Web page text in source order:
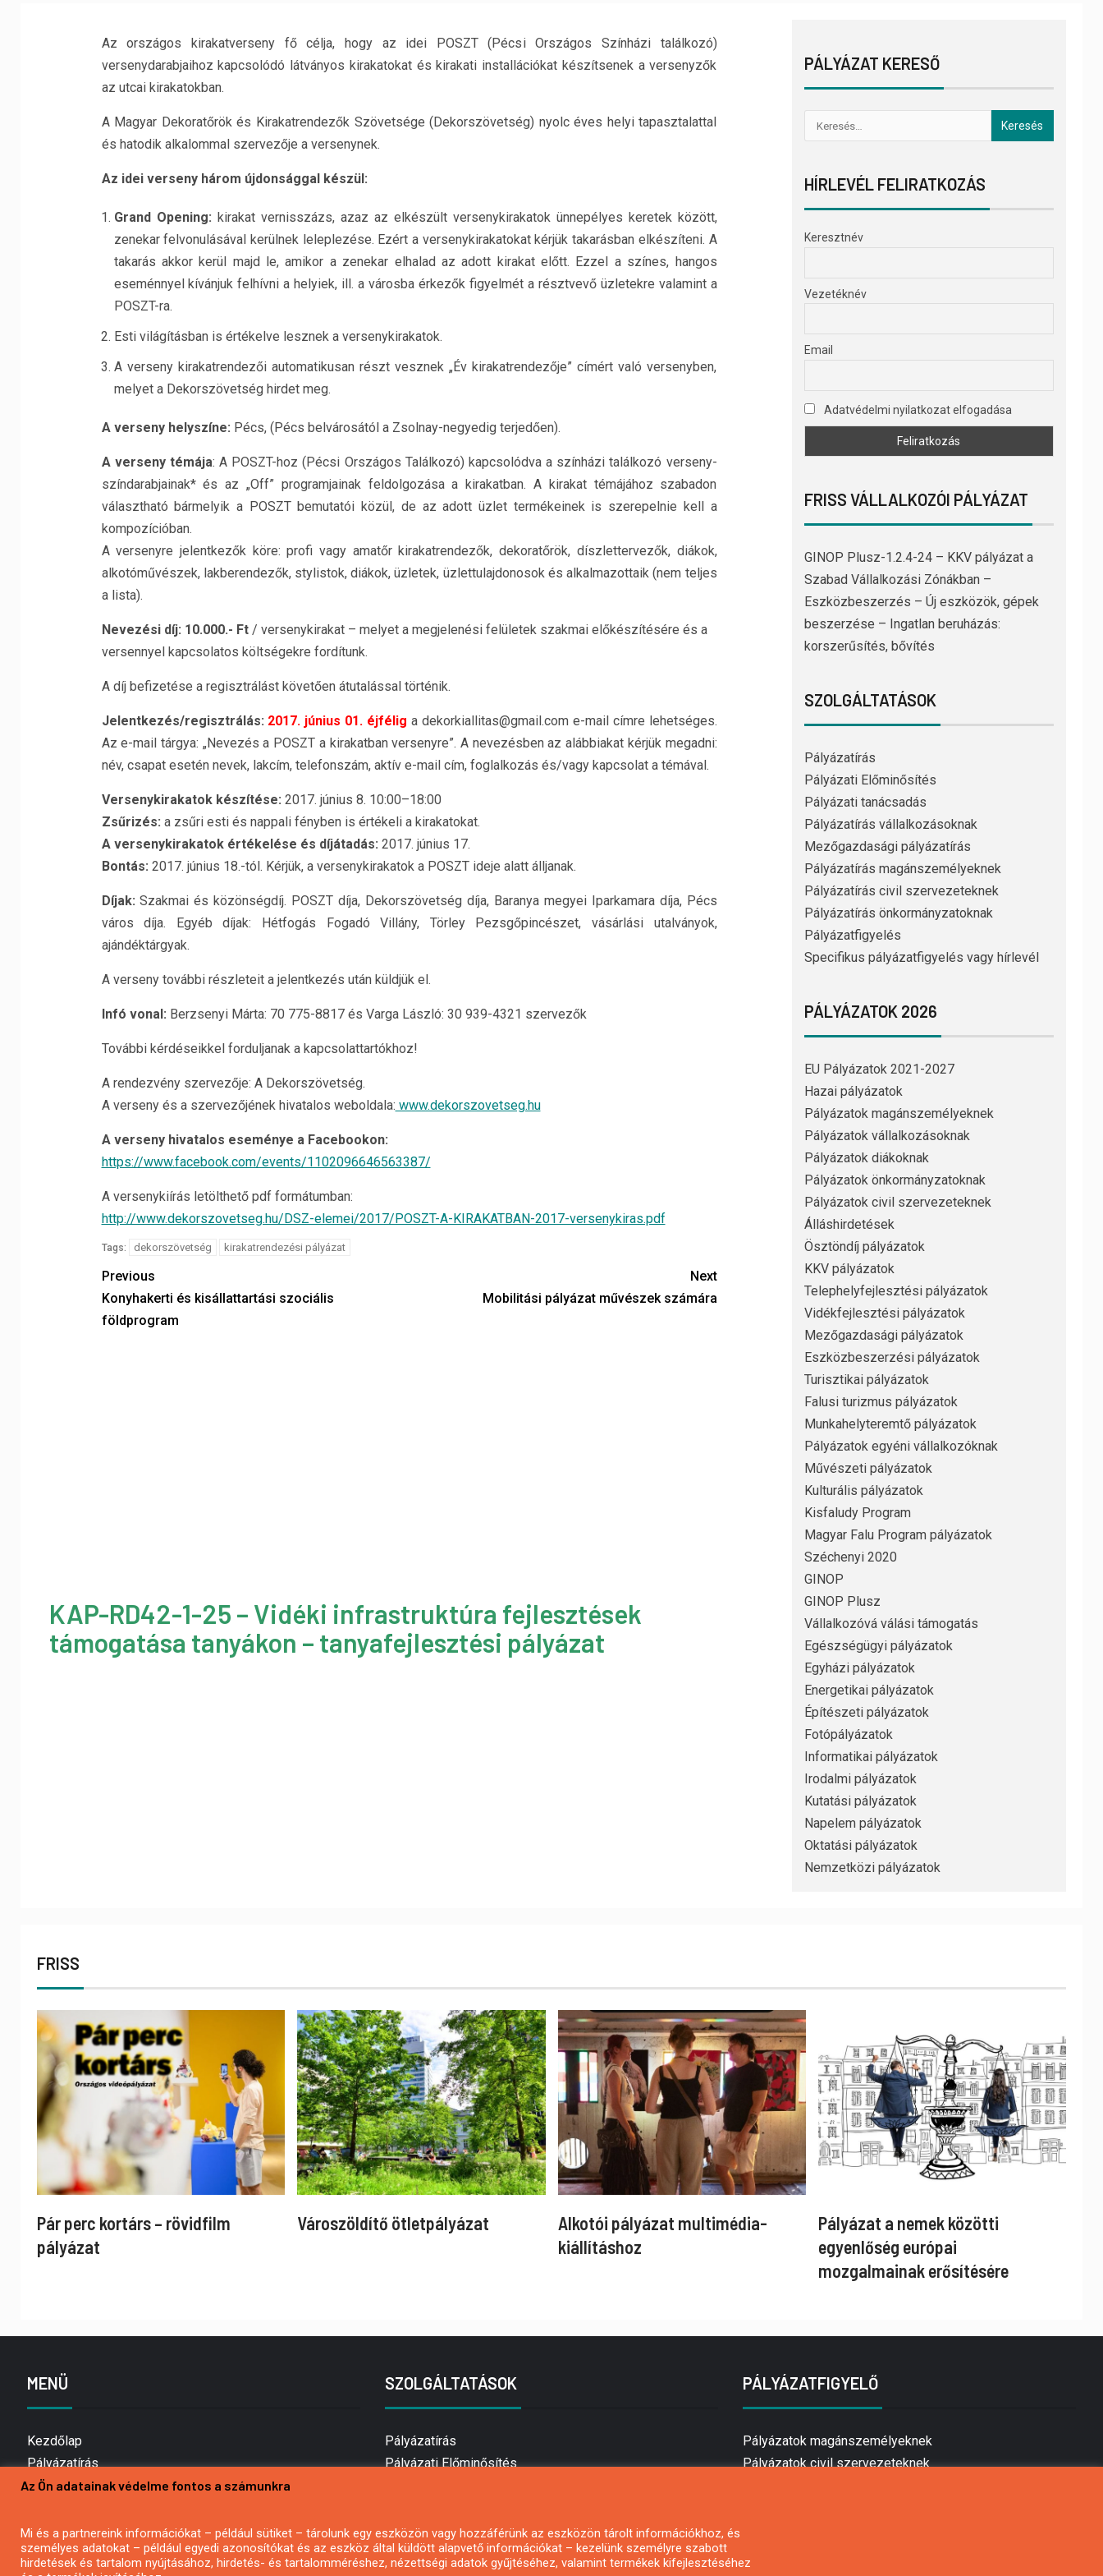
Az országos kirakatverseny fő célja, hogy az idei POSZT (Pécsi Országos Színházi találkozó)
versenydarabjaihoz kapcsolódó látványos kirakatokat és kirakati installációkat készítsenek a versenyzők
az utcai kirakatokban.
A Magyar Dekoratőrök és Kirakatrendezők Szövetsége (Dekorszövetség) nyolc éves helyi tapasztalattal
és hatodik alkalommal szervezője a versenynek.
Az idei verseny három újdonsággal készül:
Grand Opening: kirakat vernisszázs, azaz az elkészült versenykirakatok ünnepélyes keretek között,
zenekar felvonulásával kerülnek leleplezése. Ezért a versenykirakatokat kérjük takarásban elkészíteni. A
takarás akkor kerül majd le, amikor a zenekar elhalad az adott kirakat előtt. Ezzel a színes, hangos
eseménnyel kívánjuk felhívni a helyiek, ill. a városba érkezők figyelmét a résztvevő üzletekre valamint a
POSZT-ra.
Esti világításban is értékelve lesznek a versenykirakatok.
A verseny kirakatrendezői automatikusan részt vesznek „Év kirakatrendezője” címért való versenyben,
melyet a Dekorszövetség hirdet meg.
A verseny helyszíne: Pécs, (Pécs belvárosától a Zsolnay-negyedig terjedően).
A verseny témája: A POSZT-hoz (Pécsi Országos Találkozó) kapcsolódva a színházi találkozó verseny-
színdarabjainak* és az „Off” programjainak feldolgozása a kirakatban. A kirakat témájához szabadon
választható bármelyik a POSZT bemutatói közül, de az adott üzlet termékeinek is szerepelnie kell a
kompozícióban.
A versenyre jelentkezők köre: profi vagy amatőr kirakatrendezők, dekoratőrök, díszlettervezők, diákok,
alkotóművészek, lakberendezők, stylistok, diákok, üzletek, üzlettulajdonosok és alkalmazottaik (nem teljes
a lista).
Nevezési díj: 10.000.- Ft/ versenykirakat – melyet a megjelenési felületek szakmai előkészítésére és a
versennyel kapcsolatos költségekre fordítunk.
A díj befizetése a regisztrálást követően átutalással történik.
Jelentkezés/regisztrálás: 2017. június 01. éjfélig a dekorkiallitas@gmail.com e-mail címre lehetséges.
Az e-mail tárgya: „Nevezés a POSZT a kirakatban versenyre”. A nevezésben az alábbiakat kérjük megadni:
név, csapat esetén nevek, lakcím, telefonszám, aktív e-mail cím, foglalkozás és/vagy kapcsolat a témával.
Versenykirakatok készítése: 2017. június 8. 10:00–18:00
Zsűrizés: a zsűri esti és nappali fényben is értékeli a kirakatokat.
A versenykirakatok értékelése és díjátadás: 2017. június 17.
Bontás: 2017. június 18.-tól. Kérjük, a versenykirakatok a POSZT ideje alatt álljanak.
Díjak: Szakmai és közönségdíj. POSZT díja, Dekorszövetség díja, Baranya megyei Iparkamara díja, Pécs
város díja. Egyéb díjak: Hétfogás Fogadó Villány, Törley Pezsgőpincészet, vásárlási utalványok,
ajándéktárgyak.
A verseny további részleteit a jelentkezés után küldjük el.
Infó vonal: Berzsenyi Márta: 70 775-8817 és Varga László: 30 939-4321 szervezők
További kérdéseikkel forduljanak a kapcsolattartókhoz!
A rendezvény szervezője: A Dekorszövetség.
A verseny és a szervezőjének hivatalos weboldala: www.dekorszovetseg.hu
A verseny hivatalos eseménye a Facebookon:
https://www.facebook.com/events/1102096646563387/
A versenykiírás letölthető pdf formátumban:
http://www.dekorszovetseg.hu/DSZ-elemei/2017/POSZT-A-KIRAKATBAN-2017-versenykiras.pdf
Tags: dekorszövetség kirakatrendezési pályázat
Previous
Konyhakerti és kisállattartási szociális
földprogram
Next
Mobilitási pályázat művészek számára
KAP-RD42-1-25 – Vidéki infrastruktúra fejlesztések
támogatása tanyákon – tanyafejlesztési pályázat
PÁLYÁZAT KERESŐ
HÍRLEVÉL FELIRATKOZÁS
Keresztnév
Vezetéknév
Email
Adatvédelmi nyilatkozat elfogadása
FRISS VÁLLALKOZÓI PÁLYÁZAT
GINOP Plusz-1.2.4-24 – KKV pályázat a
Szabad Vállalkozási Zónákban –
Eszközbeszerzés – Új eszközök, gépek
beszerzése – Ingatlan beruházás:
korszerűsítés, bővítés
SZOLGÁLTATÁSOK
Pályázatírás
Pályázati Előminősítés
Pályázati tanácsadás
Pályázatírás vállalkozásoknak
Mezőgazdasági pályázatírás
Pályázatírás magánszemélyeknek
Pályázatírás civil szervezeteknek
Pályázatírás önkormányzatoknak
Pályázatfigyelés
Specifikus pályázatfigyelés vagy hírlevél
PÁLYÁZATOK 2026
EU Pályázatok 2021-2027
Hazai pályázatok
Pályázatok magánszemélyeknek
Pályázatok vállalkozásoknak
Pályázatok diákoknak
Pályázatok önkormányzatoknak
Pályázatok civil szervezeteknek
Álláshirdetések
Ösztöndíj pályázatok
KKV pályázatok
Telephelyfejlesztési pályázatok
Vidékfejlesztési pályázatok
Mezőgazdasági pályázatok
Eszközbeszerzési pályázatok
Turisztikai pályázatok
Falusi turizmus pályázatok
Munkahelyteremtő pályázatok
Pályázatok egyéni vállalkozóknak
Művészeti pályázatok
Kulturális pályázatok
Kisfaludy Program
Magyar Falu Program pályázatok
Széchenyi 2020
GINOP
GINOP Plusz
Vállalkozóvá válási támogatás
Egészségügyi pályázatok
Egyházi pályázatok
Energetikai pályázatok
Építészeti pályázatok
Fotópályázatok
Informatikai pályázatok
Irodalmi pályázatok
Kutatási pályázatok
Napelem pályázatok
Oktatási pályázatok
Nemzetközi pályázatok
FRISS
Pár perc kortárs – rövidfilm
pályázat
Városzöldítő ötletpályázat
Alkotói pályázat multimédia-
kiállításhoz
Pályázat a nemek közötti
egyenlőség európai
mozgalmainak erősítésére
MENÜ
Kezdőlap
Pályázatírás
Bemutatkozás
Hírlevél feliratkozás
Impresszum
SZOLGÁLTATÁSOK
Pályázatírás
Pályázati Előminősítés
Mezőgazdasági pályázatírás
Pályázatírás magánszemélyeknek
PÁLYÁZATFIGYELŐ
Pályázatok magánszemélyeknek
Pályázatok civil szervezeteknek
Az Ön adatainak védelme fontos a számunkra
Mi és a partnereink információkat – például sütiket – tárolunk egy eszközön vagy hozzáférünk az eszközön tárolt információkhoz, és
személyes adatokat – például egyedi azonosítókat és az eszköz által küldött alapvető információkat – kezelünk személyre szabott
hirdetések és tartalom nyújtásához, hirdetés- és tartalomméréshez, nézettségi adatok gyűjtéséhez, valamint termékek kifejlesztéséhez